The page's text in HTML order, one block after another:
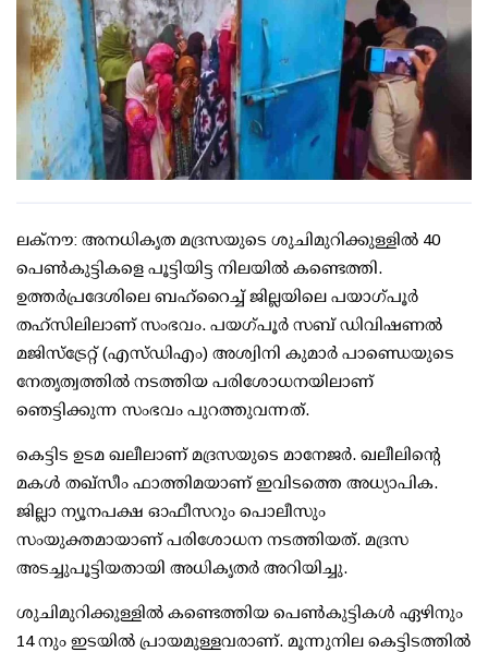
ലക്‌നൗ: അനധികൃത മദ്രസയുടെ ശുചിമുറിക്കുള്ളില്‍ 40
പെണ്‍കുട്ടികളെ പൂട്ടിയിട്ട നിലയില്‍ കണ്ടെത്തി.
ഉത്തര്‍പ്രദേശിലെ ബഹ്റൈച്ച് ജില്ലയിലെ പയാഗ്പൂര്‍
തഹ്സിലിലാണ് സംഭവം. പയഗ്പൂര്‍ സബ് ഡിവിഷണല്‍
മജിസ്ട്രേറ്റ് (എസ്ഡിഎം) അശ്വിനി കുമാര്‍ പാണ്ഡെയുടെ
നേതൃത്വത്തില്‍ നടത്തിയ പരിശോധനയിലാണ്
ഞെട്ടിക്കുന്ന സംഭവം പുറത്തുവന്നത്.
കെട്ടിട ഉടമ ഖലീലാണ് മദ്രസയുടെ മാനേജര്‍. ഖലീലിന്റെ
മകള്‍ തഖ്സീം ഫാത്തിമയാണ് ഇവിടത്തെ അധ്യാപിക.
ജില്ലാ ന്യൂനപക്ഷ ഓഫീസറും പൊലീസും
സംയുക്തമായാണ് പരിശോധന നടത്തിയത്. മദ്രസ
അടച്ചുപൂട്ടിയതായി അധികൃതര്‍ അറിയിച്ചു.
ശുചിമുറിക്കുള്ളില്‍ കണ്ടെത്തിയ പെണ്‍കുട്ടികള്‍ ഏഴിനും
14 നും ഇടയില്‍ പ്രായമുള്ളവരാണ്. മൂന്നുനില കെട്ടിടത്തില്‍